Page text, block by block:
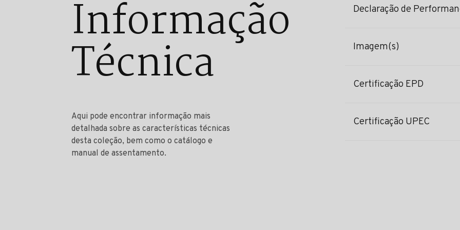
Informação
Técnica
Aqui pode encontrar informação mais
detalhada sobre as características técnicas
desta coleção, bem como o catálogo e
manual de assentamento.
Declaração de
Imagem(s)
Certificação EPD
Certificação UPEC